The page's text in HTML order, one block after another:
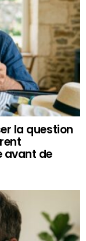
la question
avant de